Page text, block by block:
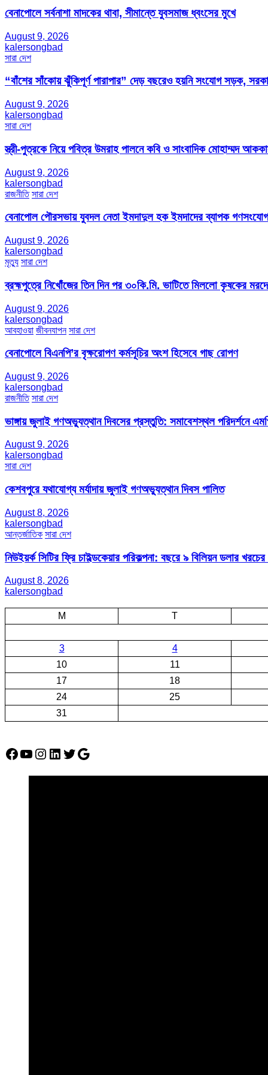
বেনাপোলে সর্বনাশা মাদকের থাবা, সীমান্তে যুবসমাজ ধ্বংসের মুখে
August 9, 2026
kalersongbad
সারা দেশ
“বাঁশের সাঁকোয় ঝুঁকিপূর্ণ পারাপার” দেড় বছরেও হয়নি সংযোগ সড়ক,
August 9, 2026
kalersongbad
সারা দেশ
স্ত্রী-পুত্রকে নিয়ে পবিত্র উমরাহ পালনে কবি ও সাংবাদিক মোহাম্মদ
August 9, 2026
kalersongbad
রাজনীতি সারা দেশ
বেনাপোল পৌরসভায় যুবদল নেতা ইমদাদুল হক ইমদাদের ব্যাপক
August 9, 2026
kalersongbad
মৃত্যু সারা দেশ
ব্রহ্মপুত্রে নিখোঁজের তিন দিন পর ৩০কি.মি. ভাটিতে মিললো কৃষকের
August 9, 2026
kalersongbad
আবহাওয়া জীবনযাপন সারা দেশ
বেনাপোলে বিএনপি’র বৃক্ষরোপণ কর্মসূচির অংশ হিসেবে গাছ রোপণ
August 9, 2026
kalersongbad
রাজনীতি সারা দেশ
ভাঙ্গায় জুলাই গণঅভ্যুত্থান দিবসের প্রস্তুতি: সমাবেশস্থল পরিদর্শনে
August 9, 2026
kalersongbad
সারা দেশ
কেশবপুরে যথাযোগ্য মর্যাদায় জুলাই গণঅভ্যুত্থান দিবস পালিত
August 8, 2026
kalersongbad
আন্তর্জাতিক সারা দেশ
নিউইয়র্ক সিটির ফ্রি চাইল্ডকেয়ার পরিকল্পনা: বছরে ৯ বিলিয়ন ডলার
August 8, 2026
kalersongbad
M T
3
4
10
11
17
18
24
25
31
Facebook
YouTube
Instagram
LinkedIn
Twitter
Google